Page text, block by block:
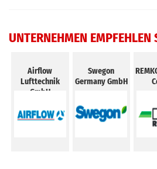
UNTERNEHMEN EMPFEHLEN
Airflow
Lufttechnik
GmbH
Swegon
Germany GmbH